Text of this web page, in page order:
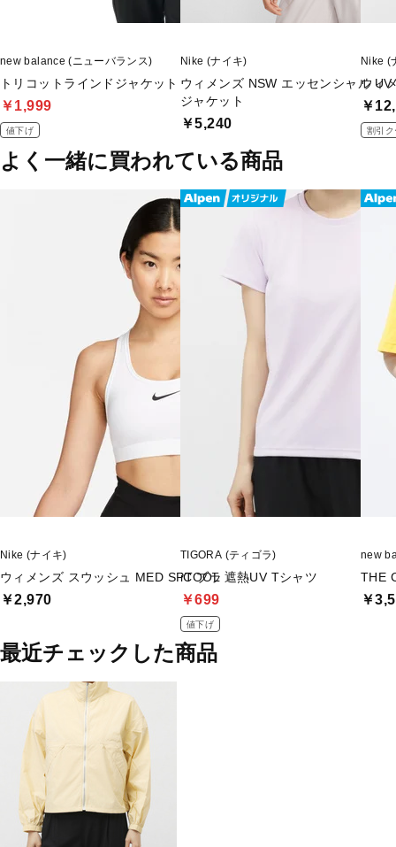
new balance (ニューバランス)
トリコットラインドジャケット
￥1,999
値下げ
Nike (ナイキ)
ウィメンズ NSW エッセンシャル
ジャケット
￥5,240
Nike (
ウィ
￥
割引ク
よく一緒に買われている商品
Nike (ナイキ)
ウィメンズ スウッシュ MED SPT ブラ
￥2,970
TIGORA (ティゴラ)
iCOOL 遮熱UV Tシャツ
￥699
値下げ
new
THE
￥
最近チェックした商品